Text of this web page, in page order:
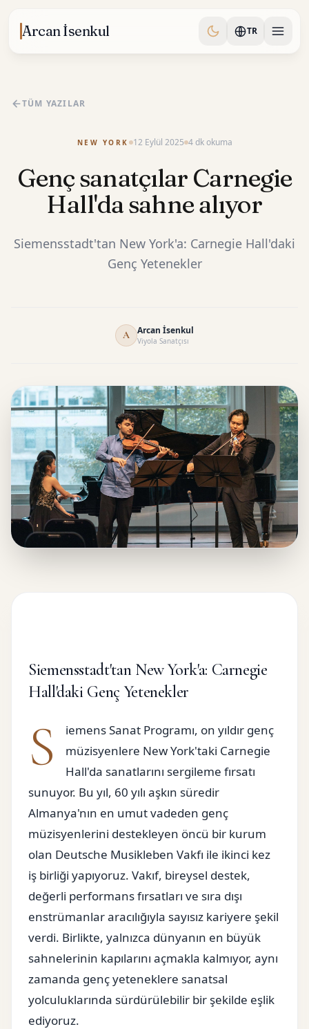
Arcan İsenkul TR
TÜM YAZILAR
NEW YORK 12 Eylül 2025 4 dk okuma
Genç sanatçılar Carnegie
Hall'da sahne alıyor
Siemensstadt'tan New York'a: Carnegie Hall'daki
Genç Yetenekler
A Arcan İsenkul
Viyola Sanatçısı
Siemensstadt'tan New York'a: Carnegie
Hall'daki Genç Yetenekler
S
iemens Sanat Programı, on yıldır genç
müzisyenlere New York'taki Carnegie
Hall'da sanatlarını sergileme fırsatı
sunuyor. Bu yıl, 60 yılı aşkın süredir
Almanya'nın en umut vadeden genç
müzisyenlerini destekleyen öncü bir kurum
olan Deutsche Musikleben Vakfı ile ikinci kez
iş birliği yapıyoruz. Vakıf, bireysel destek,
değerli performans fırsatları ve sıra dışı
enstrümanlar aracılığıyla sayısız kariyere şekil
verdi. Birlikte, yalnızca dünyanın en büyük
sahnelerinin kapılarını açmakla kalmıyor, aynı
zamanda genç yeteneklere sanatsal
yolculuklarında sürdürülebilir bir şekilde eşlik
ediyoruz.